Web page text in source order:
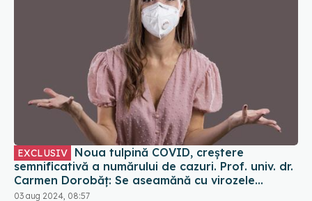
EXCLUSIV
semnificativă a numărului de cazuri. Prof. univ. dr.
Carmen Dorobăț: Se aseamănă cu virozele
respiratorii. Nu necesită tratament simptomatic
03 aug 2024, 08:57